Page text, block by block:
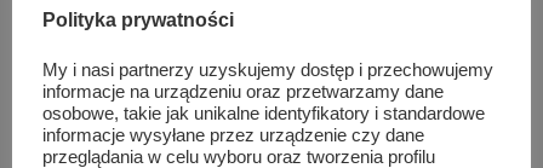
Polityka prywatności
My i nasi partnerzy uzyskujemy dostęp i przechowujemy
informacje na urządzeniu oraz przetwarzamy dane
osobowe, takie jak unikalne identyfikatory i standardowe
informacje wysyłane przez urządzenie czy dane
przeglądania w celu wyboru oraz tworzenia profilu